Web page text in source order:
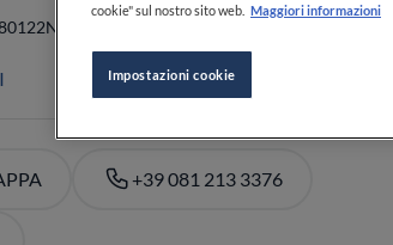
Napoli
+39 081 213 3376
cookie" sul nostro sito web. Maggiori informazioni
Impostazioni cookie